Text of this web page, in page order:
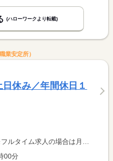
(ハローワークより転載)
業安定所）
休み／年間休日１
額）、パート求人の場合は時間額を表示しています。
00分